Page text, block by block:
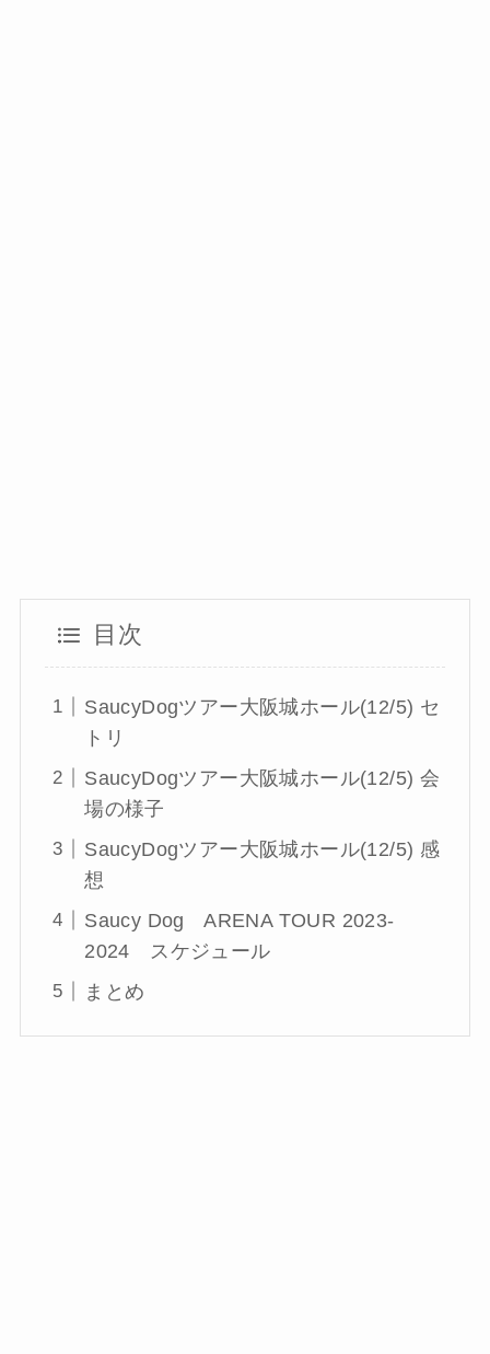
目次
SaucyDogツアー大阪城ホール(12/5) セ
トリ
SaucyDogツアー大阪城ホール(12/5) 会
場の様子
SaucyDogツアー大阪城ホール(12/5) 感
想
Saucy Dog ARENA TOUR 2023-
2024 スケジュール
まとめ